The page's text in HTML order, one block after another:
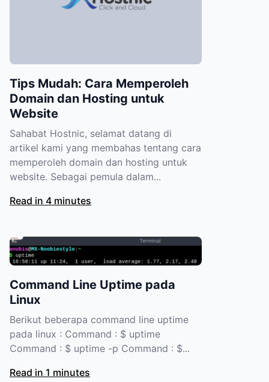
Tips Mudah: Cara Memperoleh
Domain dan Hosting untuk
Website
Sahabat Hostnic, selamat datang di
artikel kami yang membahas tentang cara
memperoleh domain dan hosting untuk
website. Sebagai pemula dalam...
Read in 4 minutes
Command Line Uptime pada
Linux
Berikut beberapa command line uptime
pada linux : Command : $ uptime
Command : $ uptime -p Command : $...
Read in 1 minutes